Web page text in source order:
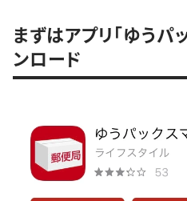
まずはアプリ「ゆうパ
ンロード